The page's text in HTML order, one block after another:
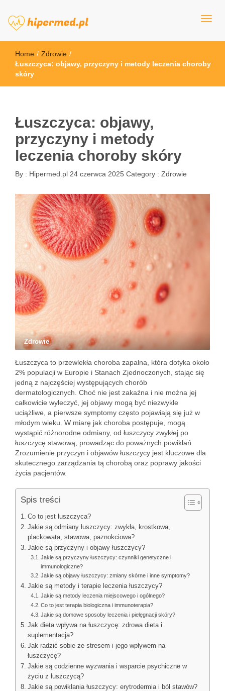
hipermed.pl
Home / Zdrowie /
Łuszczyca: objawy, przyczyny i metody leczenia choroby
skóry
Łuszczyca: objawy,
przyczyny i metody
leczenia choroby skóry
By : Hipermed.pl 24 czerwca 2025 Category : Zdrowie
Zdrowie
Łuszczyca to przewlekła choroba zapalna, która dotyka około
2% populacji w Europie i Stanach Zjednoczonych, stając się
jedną z najczęściej występujących chorób
dermatologicznych. Choć nie jest zakaźna i nie można jej
całkowicie wyleczyć, jej objawy mogą być niezwykle
uciążliwe, a pierwsze symptomy często pojawiają się już w
młodym wieku. W miarę jak choroba postępuje, mogą
wystąpić różnorodne odmiany, od łuszczycy zwykłej po
łuszczycę stawową, prowadząc do poważnych powikłań.
Zrozumienie przyczyn i objawów łuszczycy jest kluczowe dla
skutecznego zarządzania tą chorobą oraz poprawy jakości
życia pacjentów.
Spis treści
Co to jest łuszczyca?
Jakie są odmiany łuszczycy: zwykła, krostkowa,
plackowata, stawowa, paznokciowa?
Jakie są przyczyny i objawy łuszczycy?
Jakie są przyczyny łuszczycy: czynniki genetyczne i
immunologiczne?
Jakie są objawy łuszczycy: zmiany skórne i inne symptomy?
Jakie są metody i terapie leczenia łuszczycy?
Jakie są metody leczenia miejscowego i ogólnego?
Co to jest terapia biologiczna i immunoterapia?
Jakie są domowe sposoby leczenia i pielęgnacji skóry?
Jak dieta wpływa na łuszczycę: zdrowa dieta i
suplementacja?
Jak radzić sobie ze stresem i jego wpływem na
łuszczycę?
Jakie są codzienne wyzwania i wsparcie psychiczne w
życiu z łuszczycą?
Jakie są powikłania łuszczycy: erytrodermia i ból stawów?